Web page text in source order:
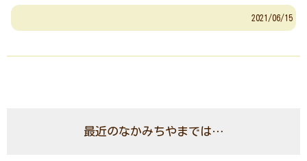
2021/06/15
最近のなかみちやまでは…